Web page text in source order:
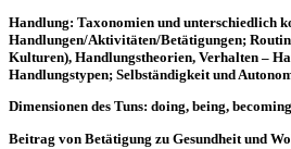
Handlung: Taxonomien und unterschiedlich
Handlungen/Aktivitäten/Betätigungen;
Kulturen), Handlungstheorien, Verhalten –
Handlungstypen; Selbständigkeit und
Dimensionen des Tuns: doing, being,
Beitrag von Betätigung zu Gesundheit und